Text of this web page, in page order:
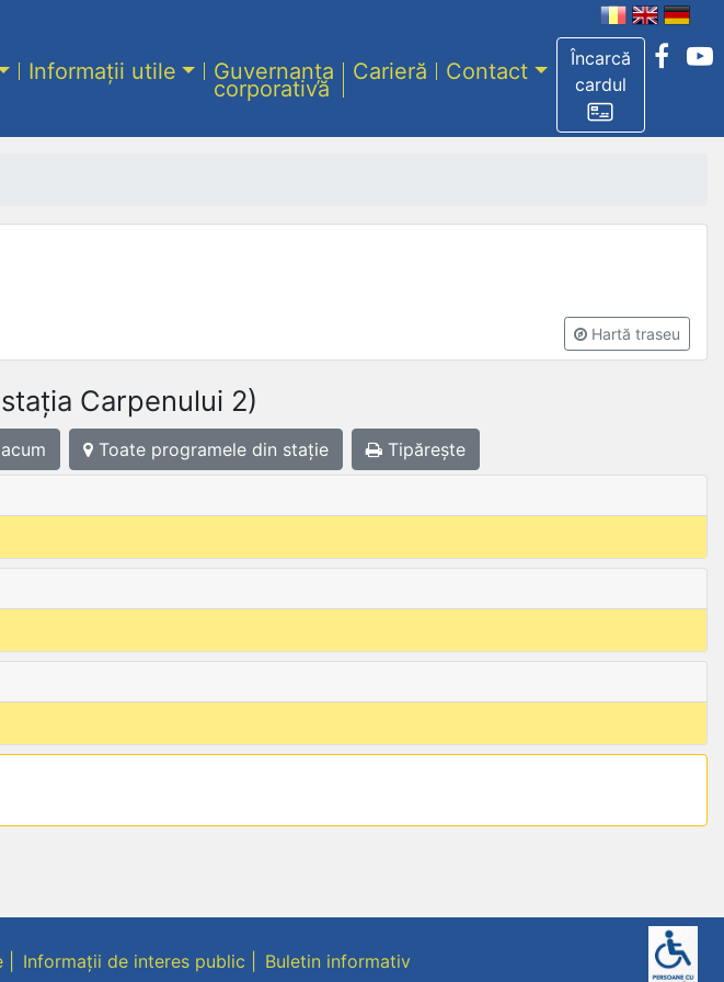
Încarcă
cardul
Informații utile Guvernanța
corporativă
Carieră Contact
Hartă traseu
Carpenului 2)
Toate programele din stație Tipărește
Informații de interes public Buletin informativ